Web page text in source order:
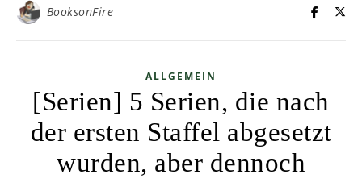
BooksonFire
ALLGEMEIN
[Serien] 5 Serien, die nach
der ersten Staffel abgesetzt
wurden, aber dennoch